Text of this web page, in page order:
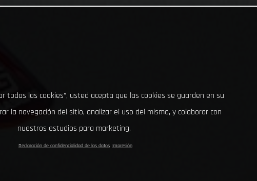
todas las cookies”, usted acepta que las cookies se guarden en su
la navegación del sitio, analizar el uso del mismo, y colaborar con
nuestros estudios para marketing.
Declaración de confidencialidad de los datos Impresión